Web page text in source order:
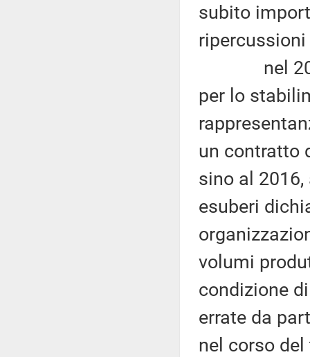
subito
nel 2014,
per lo
un contratto
sino al
esuberi
volumi
condizione
errate da
nel corso